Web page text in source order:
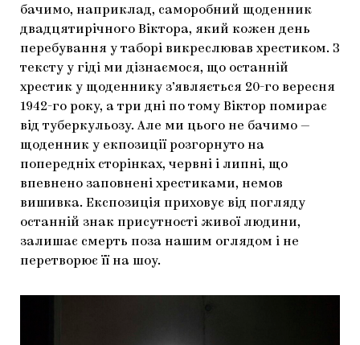
бачимо, наприклад, саморобний щоденник
двадцятирічного Віктора, який кожен день
перебування у таборі викреслював хрестиком. З
тексту у гіді ми дізнаємося, що останній
хрестик у щоденнику з’являється 20-го вересня
1942-го року, а три дні по тому Віктор помирає
від туберкульозу. Але ми цього не бачимо —
щоденник у екпозиції розгорнуто на
попередніх сторінках, червні і липні, що
впевнено заповнені хрестиками, немов
вишивка. Експозиція приховує від погляду
останній знак присутності живої людини,
залишає смерть поза нашим оглядом і не
перетворює її на шоу.